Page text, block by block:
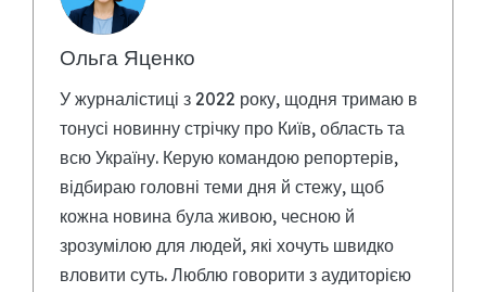
Ольга Яценко
У журналістиці з 2022 року, щодня тримаю в
тонусі новинну стрічку про Київ, область та
всю Україну. Керую командою репортерів,
відбираю головні теми дня й стежу, щоб
кожна новина була живою, чесною й
зрозумілою для людей, які хочуть швидко
вловити суть. Люблю говорити з аудиторією